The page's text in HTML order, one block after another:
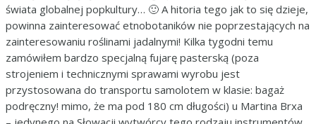
świata globalnej popkultury… 🙂 A hitoria tego jak to się dzieje,
powinna zainteresować etnobotaników nie poprzestających na
zainteresowaniu roślinami jadalnymi! Kilka tygodni temu
zamówiłem bardzo specjalną fujarę pasterską (poza
strojeniem i technicznymi sprawami wyrobu jest
przystosowana do transportu samolotem w klasie: bagaż
podręczny! mimo, że ma pod 180 cm długości) u Martina Brxa